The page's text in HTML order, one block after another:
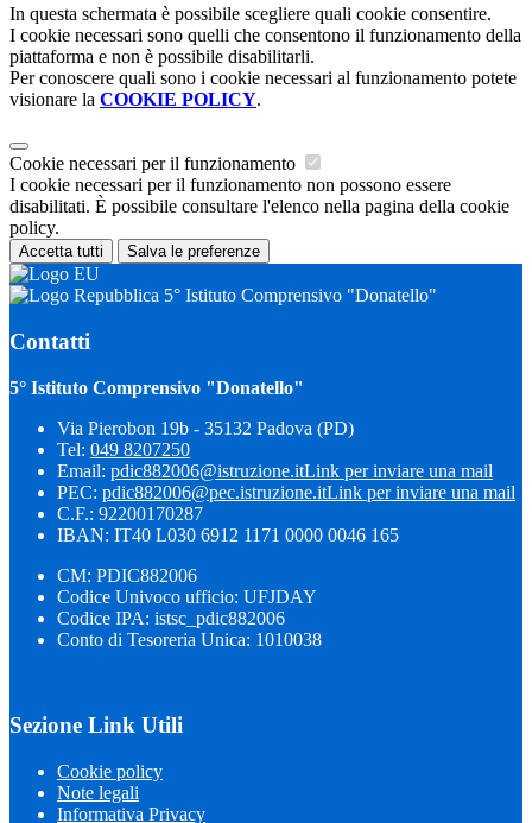
In questa schermata è possibile scegliere quali cookie consentire.
I cookie necessari sono quelli che consentono il funzionamento della
piattaforma e non è possibile disabilitarli.
Per conoscere quali sono i cookie necessari al funzionamento potete
visionare la COOKIE POLICY.
Cookie necessari per il funzionamento
I cookie necessari per il funzionamento non possono essere
disabilitati. È possibile consultare l'elenco nella pagina della cookie
policy.
Accetta tutti Salva le preferenze
5° Istituto Comprensivo "Donatello"
Contatti
5° Istituto Comprensivo "Donatello"
Via Pierobon 19b - 35132 Padova (PD)
Tel: 049 8207250
Email: pdic882006@istruzione.itLink per inviare una mail
PEC: pdic882006@pec.istruzione.itLink per inviare una mail
C.F.: 92200170287
IBAN: IT40 L030 6912 1171 0000 0046 165
CM: PDIC882006
Codice Univoco ufficio: UFJDAY
Codice IPA: istsc_pdic882006
Conto di Tesoreria Unica: 1010038
Sezione Link Utili
Cookie policy
Note legali
Informativa Privacy